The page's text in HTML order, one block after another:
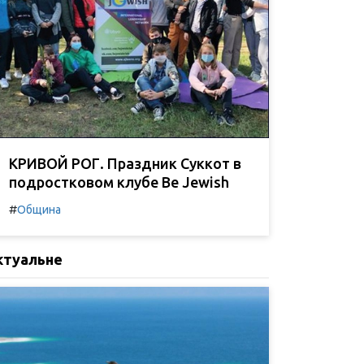
КРИВОЙ РОГ. Праздник Суккот в
подростковом клубе Be Jewish
#Община